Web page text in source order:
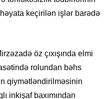
keçirilən işlər barədə
öz çıxışında elmi
rolundan bəhs
qiymətləndirilməsinin
inkişaf baxımından